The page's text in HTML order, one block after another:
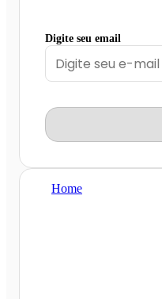
Digite seu email
Home